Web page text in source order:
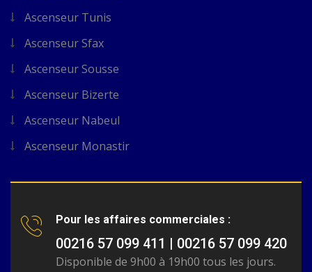
Ascenseur Tunis
Ascenseur Sfax
Ascenseur Sousse
Ascenseur Bizerte
Ascenseur Nabeul
Ascenseur Monastir
Pour les affaires commerciales :
00216 57 099 411 | 00216 57 099 420
Disponible de 9h00 à 19h00 tous les jours.